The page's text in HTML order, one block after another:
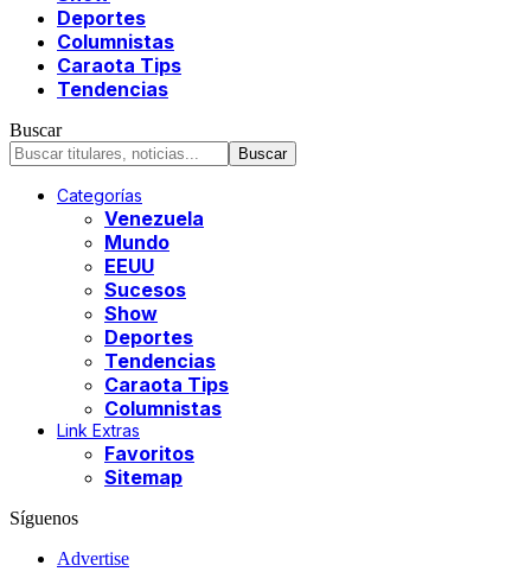
Deportes
Columnistas
Caraota Tips
Tendencias
Buscar
Categorías
Venezuela
Mundo
EEUU
Sucesos
Show
Deportes
Tendencias
Caraota Tips
Columnistas
Link Extras
Favoritos
Sitemap
Síguenos
Advertise